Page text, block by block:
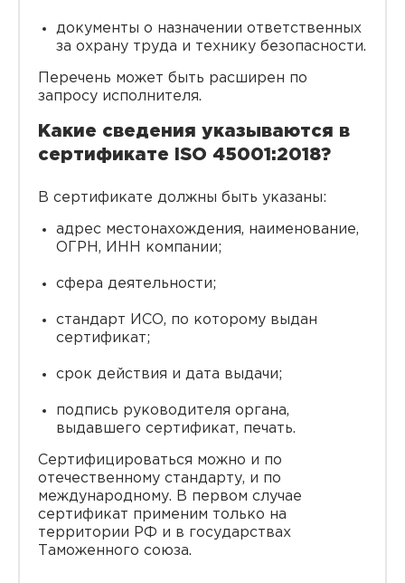
документы о назначении ответственных
за охрану труда и технику безопасности.
Перечень может быть расширен по
запросу исполнителя.
Какие сведения указываются в
сертификате ISO 45001:2018?
В сертификате должны быть указаны:
адрес местонахождения, наименование,
ОГРН, ИНН компании;
сфера деятельности;
стандарт ИСО, по которому выдан
сертификат;
срок действия и дата выдачи;
подпись руководителя органа,
выдавшего сертификат, печать.
Сертифицироваться можно и по
отечественному стандарту, и по
международному. В первом случае
сертификат применим только на
территории РФ и в государствах
Таможенного союза.